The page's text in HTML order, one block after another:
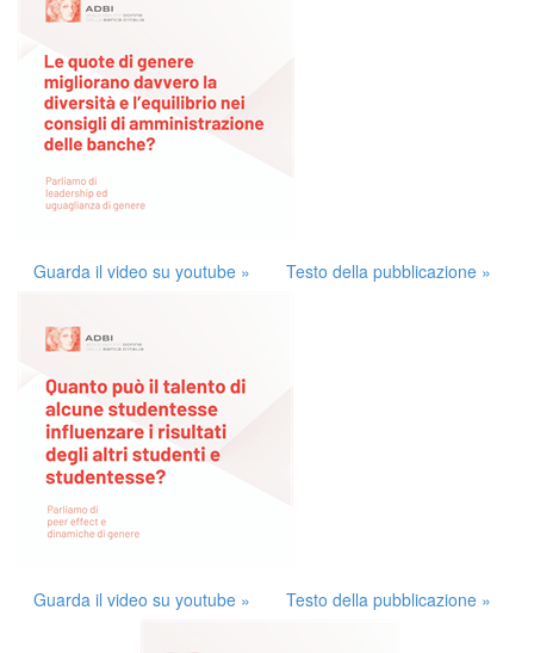
Guarda il video su youtube » Testo della pubblicazione »
Guarda il video su youtube » Testo della pubblicazione »